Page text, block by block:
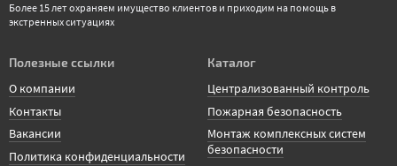
Более 15 лет охраняем имущество клиентов и приходим на помощь в
экстренных ситуациях
Полезные ссылки
О компании
Контакты
Вакансии
Политика конфиденциальности
Каталог
Централизованный контроль
Пожарная безопасность
Монтаж комплексных систем
безопасности